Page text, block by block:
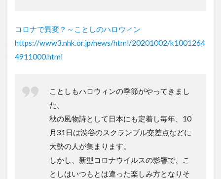
コロナで異変？～ことしのハロウィン
https://www3.nhk.or.jp/news/html/20201002/k1001264
4911000.html
ことしもハロウィンの季節がやってきまし
た。
秋の風物詩として日本にも定着し毎年、10
月31日は渋谷のスクランブル交差点などに
大勢の人が集まります。
しかし、新型コロナウイルスの影響で、こ
としはいつもとは違った楽しみ方となりそ